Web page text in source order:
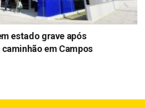
estado grave após
em Campos